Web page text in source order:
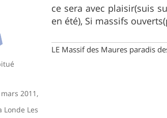
2011,
Londe Les
s
s
a
ce sera avec plaisir(suis
en été), Si massifs
LE Massif des Maures paradis